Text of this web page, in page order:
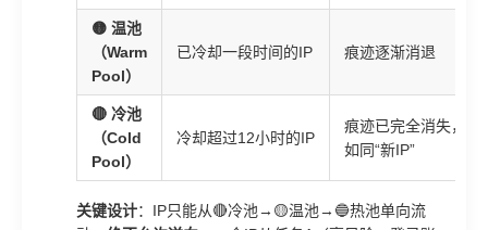
🟡 温池
（Warm
Pool）
已冷却一段时间的IP 痕迹逐渐消退
🔴 冷池
（Cold
Pool）
冷却超过12小时的IP
痕迹已完全消失，
如同“新IP”
关键设计：IP只能从🔴冷池→🟡温池→🔵热池单向流